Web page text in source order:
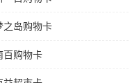
之岛购物卡
百购物卡